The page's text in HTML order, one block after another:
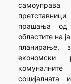
прашања од
областите на
планирање,
економски
социјалната